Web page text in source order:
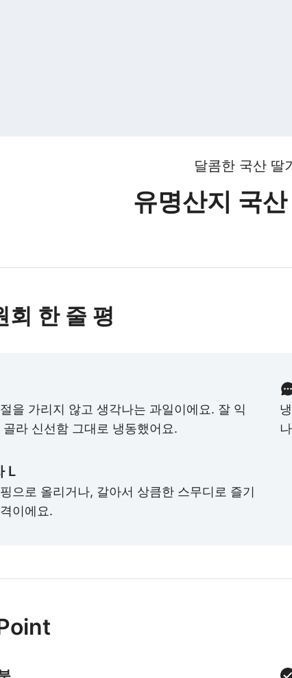
달콤한 국산 딸
유명산지 국
회 한 줄 평
을 가리지 않고 생각나는 과일이에요. 잘 익
골라 신선함 그대로 냉동했어요.
L
으로 올리거나, 갈아서 상큼한 스무디로 즐기
이에요.